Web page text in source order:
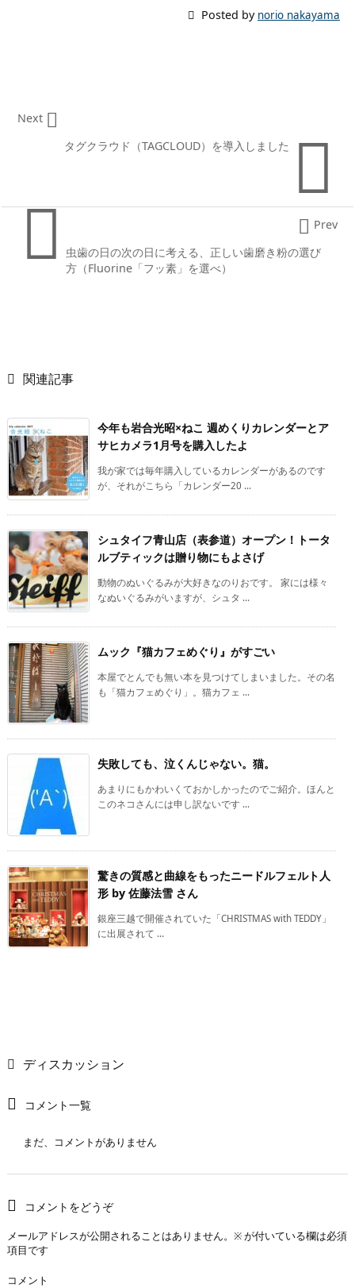
 Posted by norio nakayama

タグクラウド（TAGCLOUD）を導入しました

Next
 虫歯の日の次の日に考える、正しい歯磨き粉の選び
方（Fluorine「フッ素」を選べ）
 Prev
 関連記事
今年も岩合光昭×ねこ 週めくりカレンダーとア
サヒカメラ1月号を購入したよ
我が家では毎年購入しているカレンダーがあるのです
が、それがこちら「カレンダー20 ...
シュタイフ青山店（表参道）オープン！トータ
ルブティックは贈り物にもよさげ
動物のぬいぐるみが大好きなのりおです。 家には様々
なぬいぐるみがいますが、シュタ ...
ムック『猫カフェめぐり』がすごい
本屋でとんでも無い本を見つけてしまいました。その名
も「猫カフェめぐり」。猫カフェ ...
失敗しても、泣くんじゃない。猫。
あまりにもかわいくておかしかったのでご紹介。ほんと
このネコさんには申し訳ないです ...
驚きの質感と曲線をもったニードルフェルト人
形 by 佐藤法雪 さん
銀座三越で開催されていた「CHRISTMAS with TEDDY」
に出展されて ...
ディスカッション
コメント一覧
まだ、コメントがありません
コメントをどうぞ
メールアドレスが公開されることはありません。 ※が付いている欄は必須
項目です
コメント